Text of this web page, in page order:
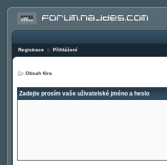
Registrace :: Přihlášení
Obsah fóra
Zadejte prosím vaše uživatelské jméno a heslo